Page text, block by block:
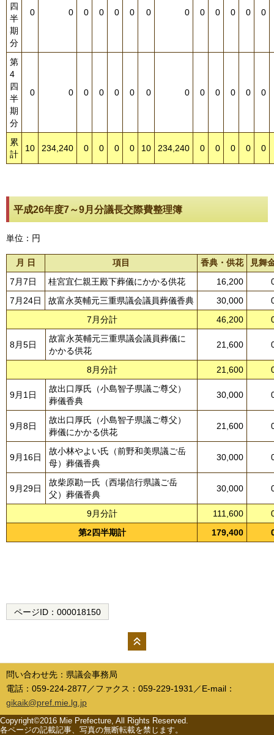
四
半
期
分
0 0 0 0 0 0 0 0 0 0 0 0 0
第
4
四
半
期
分
0 0 0 0 0 0 0 0 0 0 0 0 0
累
計
10 234,240 0 0 0 0 10 234,240 0 0 0 0 0
平成26年度7～9月分議長交際費整理簿
単位：円
月 日 項目 香典・供花
見舞
7月7日
桂宮宜仁親王殿下葬儀にかかる供花 16,200
7月24日
故富永英輔元三重県議会議員葬儀香典 30,000
7月分計
46,200
8月5日
故富永英輔元三重県議会議員葬儀に
かかる供花
21,600
8月分計 21,600
9月1日
故出口厚氏（小島智子県議ご尊父）
葬儀香典
30,000
9月8日
故出口厚氏（小島智子県議ご尊父）
葬儀にかかる供花
21,600
9月16日
故小林やよい氏（前野和美県議ご岳
母）葬儀香典
30,000
9月29日
故柴原勘一氏（西場信行県議ご岳
父）葬儀香典
30,000
9月分計 111,600
第2四半期計
179,400
ページID： 000018150
先頭
問い合わせ先：県議会事務局
電話：059-224-2877／ファクス：059-229-1931／E-mail：
gikaik@pref.mie.lg.jp
Copyright©2016 Mie Prefecture, All Rights Reserved.
各ページの記載記事、写真の無断転載を禁じます。